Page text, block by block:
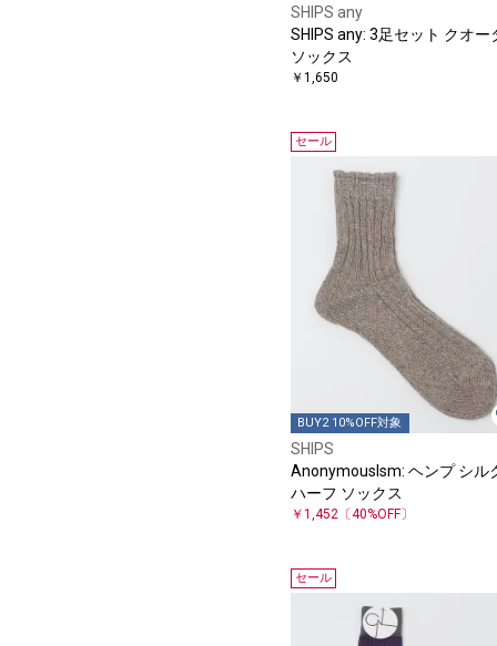
SHIPS any
SHIPS any: 3足セット クオー
ソックス
￥1,650
セール
BUY2 10%OFF対象
SHIPS
AnonymousIsm: ヘンプ シル
ハーフ ソックス
￥1,452 〔40%OFF〕
セール